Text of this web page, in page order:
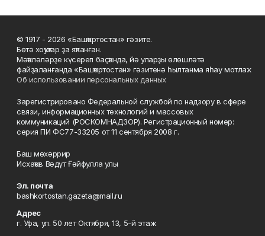
© 1917 - 2026 «Башҡортостан» гәзите.
Бөтә хоҡуҡтар ҙа яҡланған.
Мәҡәләләрҙе күсереп баҫҡанда, йә уларҙы өлөшләтә
файҙаланғанда «Башҡортостан» гәзитенә һылтанма яһау мотлаҡ.
Об использовании персональных данных
Зарегистрировано Федеральной службой по надзору в сфере
связи, информационных технологий и массовых
коммуникаций (РОСКОМНАДЗОР). Регистрационный номер:
серия ПИ ФС77-33205 от 11 сентября 2008 г.
Баш мөхәррир
Исхаҡов Вәдүт Ғәйфулла улы
Эл. почта
bashkortostan.gazeta@mail.ru
Адрес
г. Уфа, ул. 50 лет Октября, 13, 5-й этаж